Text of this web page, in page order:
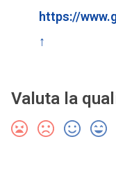
https://
↑
Valuta la